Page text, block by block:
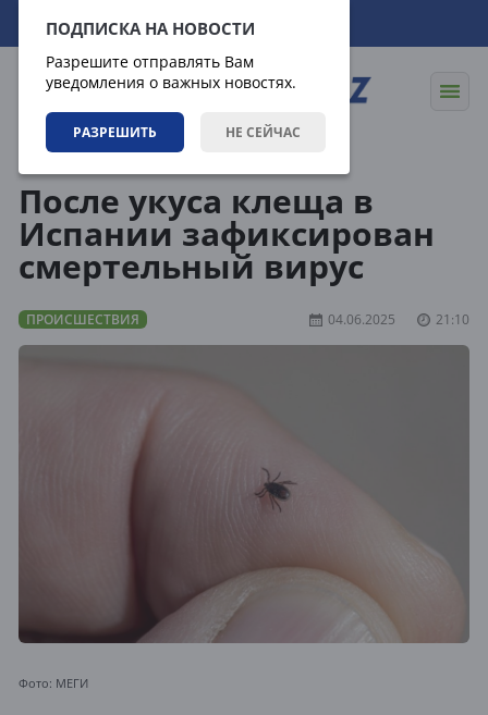
ПОДПИСКА НА НОВОСТИ
Разрешите отправлять Вам
уведомления о важных новостях.
РАЗРЕШИТЬ НЕ СЕЙЧАС
07.08.2026 10:34:24
После укуса клеща в
Испании зафиксирован
смертельный вирус
ПРОИСШЕСТВИЯ 04.06.2025 21:10
Фото: МЕГИ